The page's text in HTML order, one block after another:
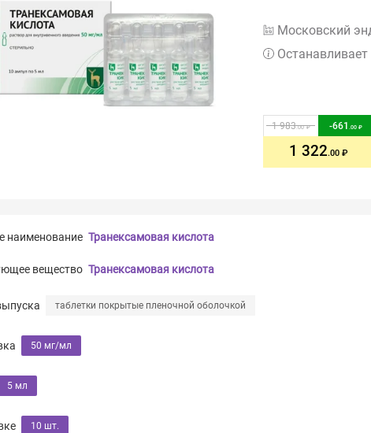
Московский
Останавливает
1 983.00 -661 .00
1 322.00
наименование Транексамовая кислота
вещество Транексамовая кислота
таблетки покрытые пленочной оболочкой
50 мг/мл
5 мл
10 шт.